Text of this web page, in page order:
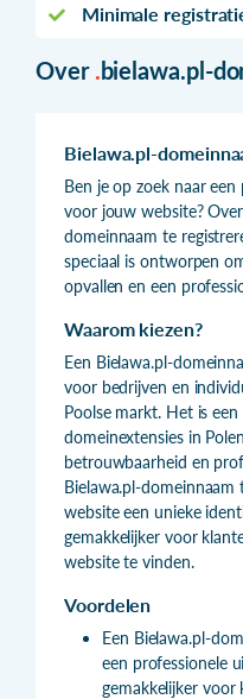
Minimale
Over .bielawa.pl-
Bielawa.pl-
Ben je op zoek naar
voor jouw website?
domeinnaam te
speciaal is ontworpen
opvallen en een
Waarom kiezen?
Een Bielawa.pl-
voor bedrijven en
Poolse markt. Het is
domeinextensies in
betrouwbaarheid en
Bielawa.pl-
website een unieke
gemakkelijker voor
website te vinden.
Voordelen
Een Bielawa.pl-
een professionele
gemakkelijker